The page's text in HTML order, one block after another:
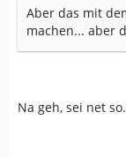
Aber das mit
machen... aber
Na geh, sei net